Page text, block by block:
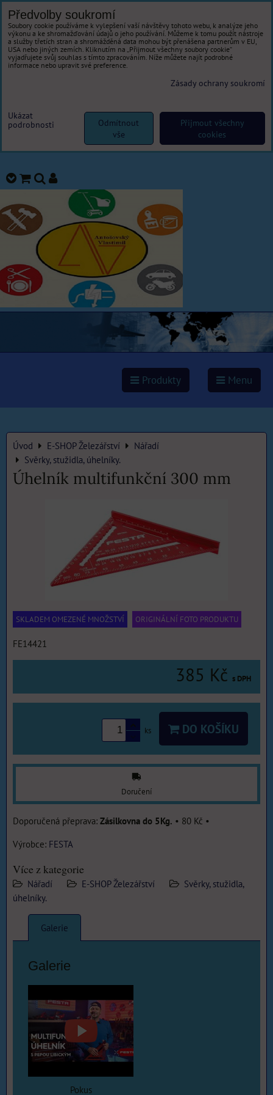
Produkty Menu
Úvod E-SHOP Železářství
Nářadí
Svěrky, stužidla, úhelníky.
Úhelník multifunkční 300 mm
SKLADEM OMEZENÉ MNOŽSTVÍ ORIGINÁLNÍ FOTO PRODUKTU
FE14421
385 Kč s DPH
ks DO KOŠÍKU
Doručení
Zásilkovna do 5Kg. • 80 Kč •
Výrobce: FESTA
Více z kategorie
Nářadí E-SHOP Železářství
Svěrky, stužidla,
úhelníky.
Galerie
Galerie
Pokus
Předvolby soukromí
Soubory cookie používáme k vylepšení vaší návštěvy tohoto webu, k analýze jeho
výkonu a ke shromažďování údajů o jeho používání. Můžeme k tomu použít nástroje
a služby třetích stran a shromážděná data mohou být přenášena partnerům v EU,
USA nebo jiných zemích. Kliknutím na „Přijmout všechny soubory cookie“
vyjadřujete svůj souhlas s tímto zpracováním. Níže můžete najít podrobné
informace nebo upravit své preference.
Zásady ochrany soukromí
Ukázat
podrobnosti
Přijmout všechny
cookies
Odmítnout
vše